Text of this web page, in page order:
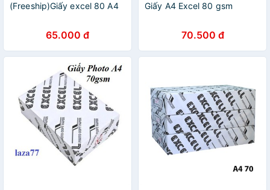
(Freeship)Giấy excel 80 A4
65.000 đ
Giấy A4 Excel 80 gsm
70.500 đ